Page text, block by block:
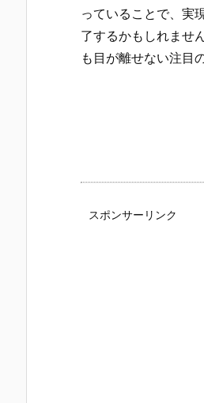
っていることで、実
了するかもしれませ
も目が離せない注目
スポンサーリンク